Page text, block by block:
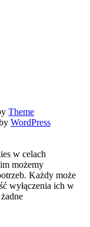
Theme
WordPress
w celach
możemy
Każdy może
wyłączenia ich w